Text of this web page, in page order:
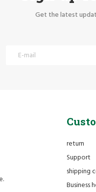
Get the latest
return
Support
shipping
Business